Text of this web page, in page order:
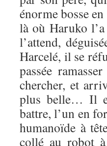
énorme bosse
là où Haruko
l’attend,
Harcelé, il se
passée
chercher, et
plus belle… Il
battre, l’un en
humanoïde à
collé au robot